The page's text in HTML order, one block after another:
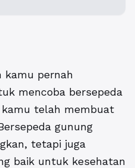
kamu pernah
mencoba bersepeda
telah membuat
gunung
tetapi juga
baik untuk kesehatan